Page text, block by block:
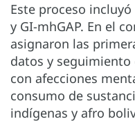
Este proceso
y GI-mhGAP. En el
asignaron las
datos y seguimiento
con afecciones
consumo de
indígenas y afro